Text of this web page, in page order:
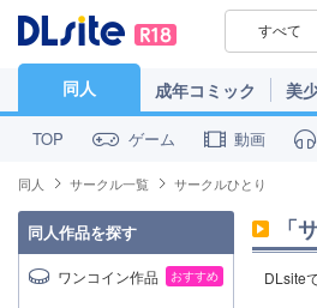
すべて
同人 成年コミック 美
TOP ゲーム 動画
同人 サークル一覧 サークルひとり
「
DLsite
同人作品を探す
ワンコイン作品 おすすめ